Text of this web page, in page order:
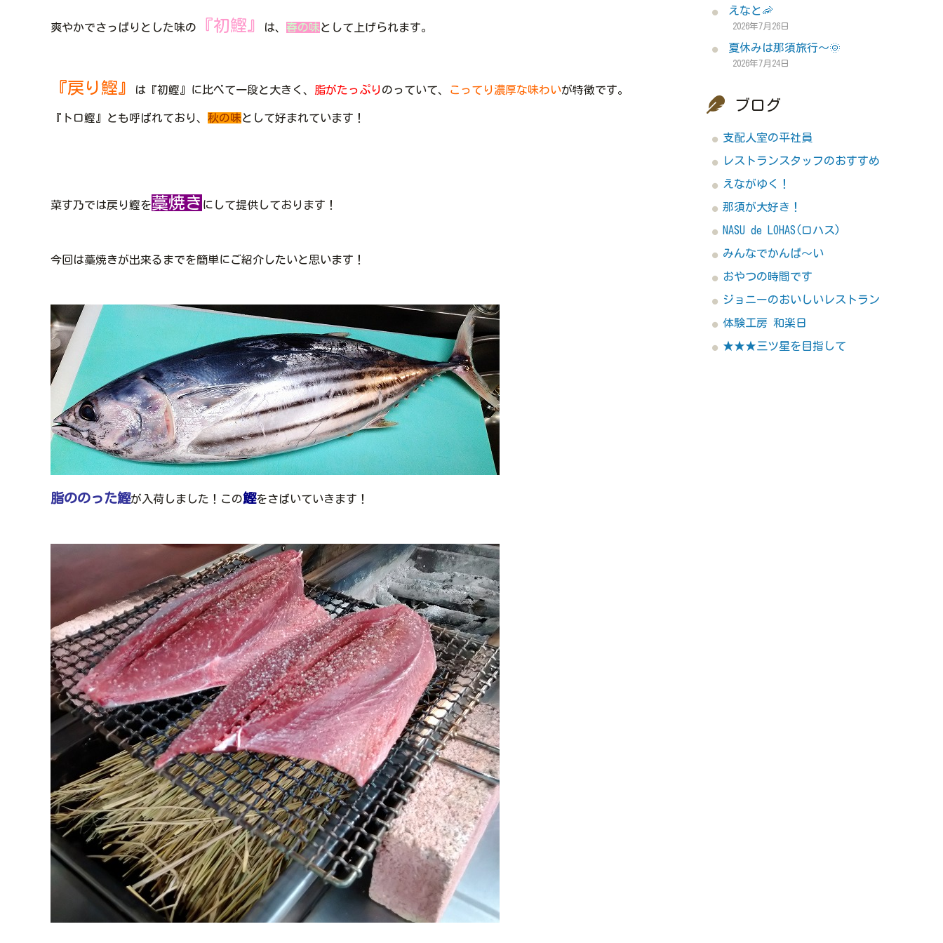
爽やかでさっぱりとした味の 『初鰹』 は、 春の味として上げられます。
『戻り鰹』 は『初鰹』に比べて一段と大きく、 脂がたっぷりのっていて、 こってり濃厚な味わいが特徴です。
『トロ鰹』とも呼ばれており、 秋の味として好まれています！
菜す乃では戻り鰹を藁焼き にして提供しております！
今回は藁焼きが出来るまでを簡単にご紹介したいと思います！
脂ののった鰹が入荷しました！この鰹をさばいていきます！
えなと🦐
2026年7月26日
夏休みは那須旅行～🌞
2026年7月24日
ブログ
支配人室の平社員
レストランスタッフのおすすめ
えながゆく！
那須が大好き！
NASU de LOHAS(ロハス)
みんなでかんぱ～い
おやつの時間です
ジョニーのおいしいレストラン
体験工房 和楽日
★★★三ツ星を目指して